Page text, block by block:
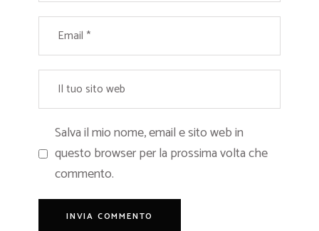
Salva il mio nome, email e sito web in
questo browser per la prossima volta che
commento.